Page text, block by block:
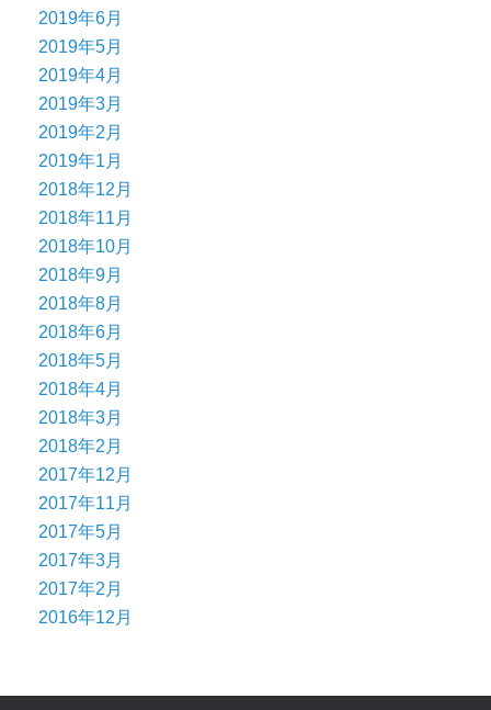
2019年6月
2019年5月
2019年4月
2019年3月
2019年2月
2019年1月
2018年12月
2018年11月
2018年10月
2018年9月
2018年8月
2018年6月
2018年5月
2018年4月
2018年3月
2018年2月
2017年12月
2017年11月
2017年5月
2017年3月
2017年2月
2016年12月